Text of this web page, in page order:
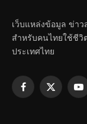
เว็บแหล่งข้อมูล ข่าว
สำหรับคนไทยใช้ชีวิ
ประเทศไทย
Facebook
X